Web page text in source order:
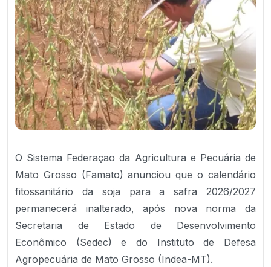
O Sistema Federaçao da Agricultura e Pecuária de
Mato Grosso (Famato) anunciou que o calendário
fitossanitário da soja para a safra 2026/2027
permanecerá inalterado, após nova norma da
Secretaria de Estado de Desenvolvimento
Econômico (Sedec) e do Instituto de Defesa
Agropecuária de Mato Grosso (Indea-MT).